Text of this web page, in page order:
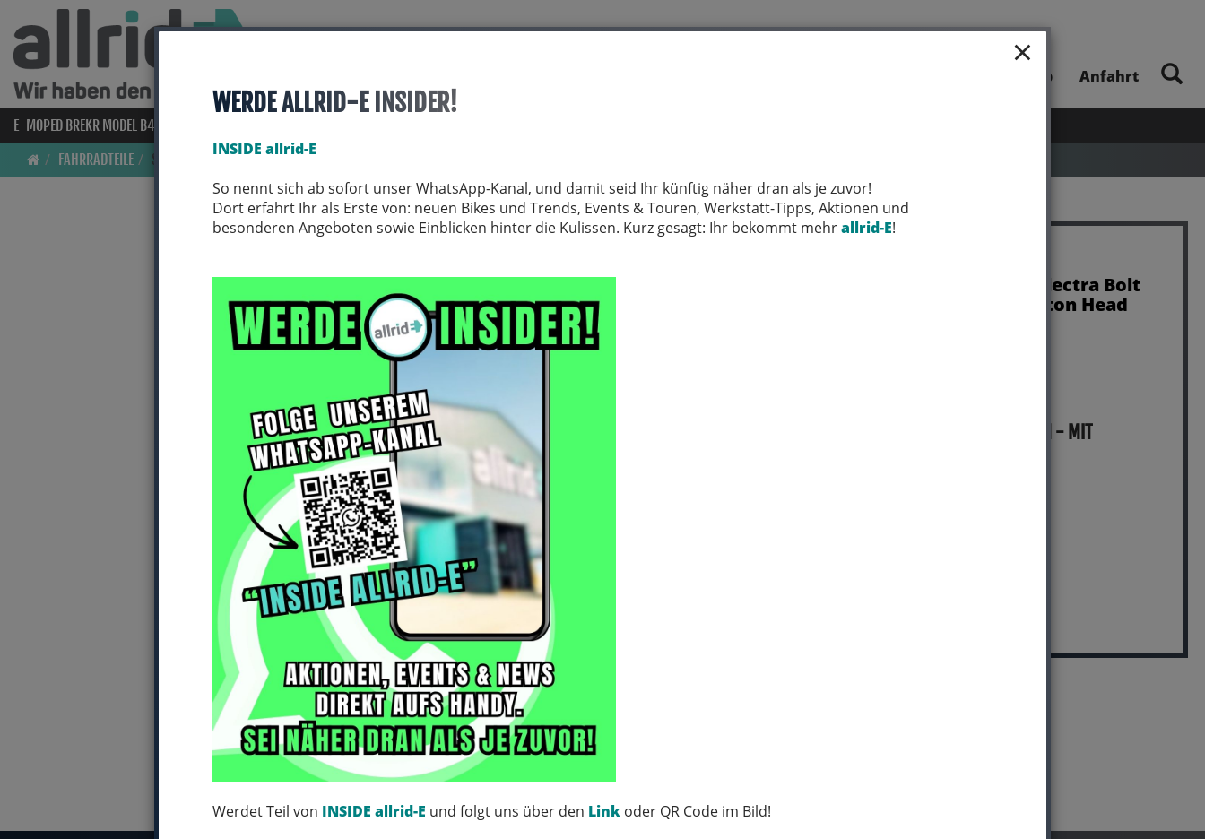
×
WERDE ALLRID-E INSIDER!
INSIDE allrid-E
So nennt sich ab sofort unser WhatsApp-Kanal, und damit seid Ihr künftig näher dran als je zuvor!
Dort erfahrt Ihr als Erste von: neuen Bikes und Trends, Events & Touren, Werkstatt-Tipps, Aktionen und
besonderen Angeboten sowie Einblicken hinter die Kulissen. Kurz gesagt: Ihr bekommt mehrallrid-E!
Werdet Teil von INSIDE allrid-E und folgt uns über den Link oder QR Code im Bild!
Unsere App Anfahrt
E-MOPED BREKR MODEL B4000
FAHRRADTEILE
SCHRAUBEN
Bontrager Fastener Electra Bolt
M3 x 0.5 x 10mm Button Head
MICH KANNST DU BESTELLEN - MIT